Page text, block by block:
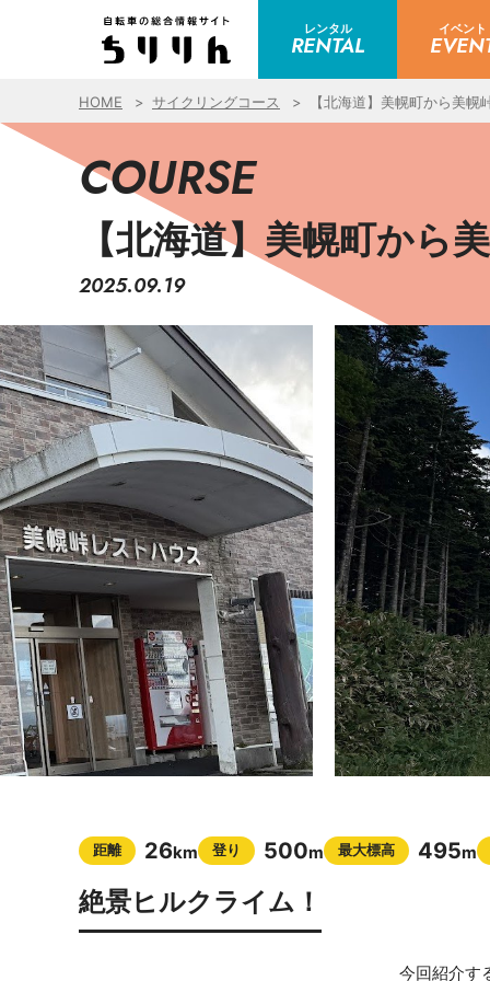
レンタル
RENTAL
イベント
HOME サイクリングコース 【北海道】美幌町から美
COURSE
【北海道】美幌町から
2025.09.19
距離 26km 登り 500m 最大標高 495m
絶景ヒルクライム！
今回紹介す